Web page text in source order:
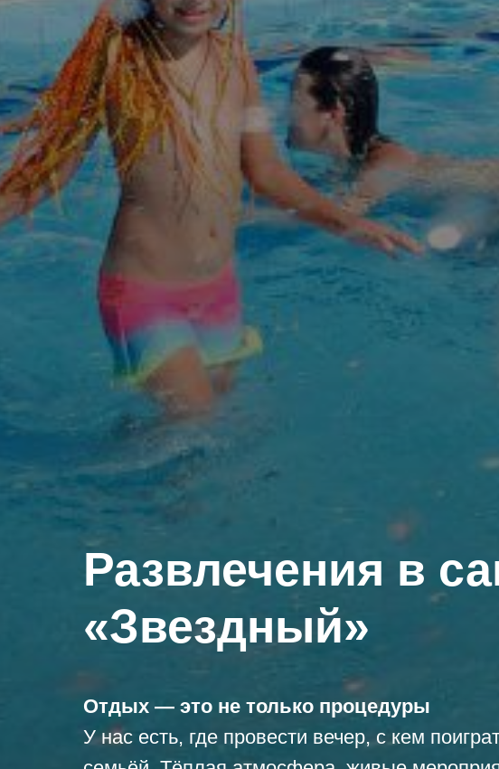
Развлечения в
«Звездный»
Отдых — это не только процедуры
У нас есть, где провести вечер, с кем